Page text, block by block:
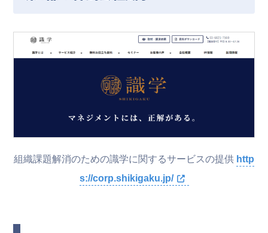
組織課題解消のための識学に関するサービスの提供 http
s://corp.shikigaku.jp/